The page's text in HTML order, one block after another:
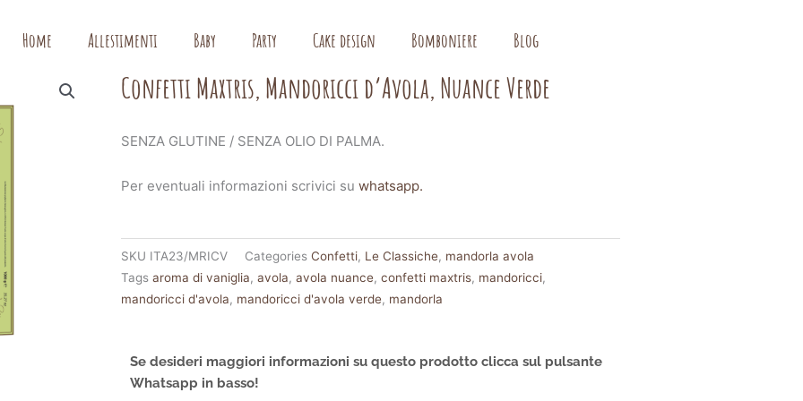
Home Allestimenti Baby Party Cake design Bomboniere Blog
Confetti Maxtris, Mandoricci d’Avola, Nuance Verde
SENZA GLUTINE / SENZA OLIO DI PALMA.
Per eventuali informazioni scrivici suwhatsapp.
SKU ITA23/MRICV Categories Confetti, Le Classiche, mandorla avola
Tags aroma di vaniglia,avola,avola nuance,confetti maxtris, mandoricci,
mandoricci d'avola, mandoricci d'avola verde, mandorla
Se desideri maggiori informazioni su questo prodotto clicca sul pulsante
Whatsapp in basso!